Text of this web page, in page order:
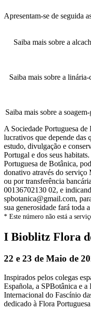
Apresentam-se de seguida
Saiba mais sobre a
Saiba mais sobre a
Saiba mais sobre a
A Sociedade Portuguesa
lucrativos que depende das
estudo, divulgação e
Portugal e dos seus
Portuguesa de Botânica,
donativo através do
ou por transferência
00136702130 02, e
spbotanica@gmail.com,
sua generosidade fará toda
* Este número não está a
I Bioblitz Flora
22 e 23 de Maio de
Inspirados pelos colegas
Española, a SPBotânica e
Internacional do Fascínio
dedicado à Flora